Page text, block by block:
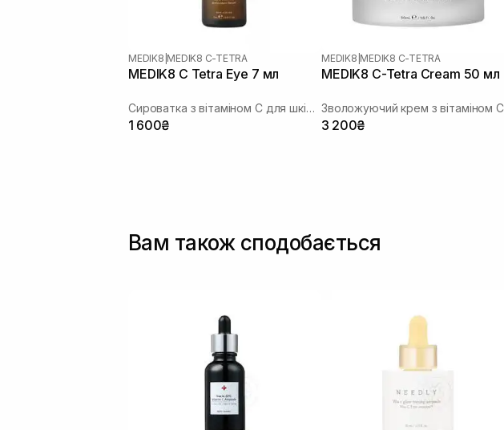
MEDIK8 MEDIK8 C-TETRA
MEDIK8 C Tetra Eye 7 мл
Сироватка з вітаміном С для шкіри навколо очей
1 600₴
MEDIK8 MEDIK8 C-TETRA
MEDIK8 C-Tetra Cream 50 мл
Зволожуючий крем з вітаміном C
3 200₴
Вам також сподобається